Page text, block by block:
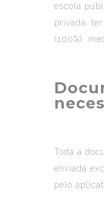
escola
privada,
(100%),
Toda a
enviada
pelo